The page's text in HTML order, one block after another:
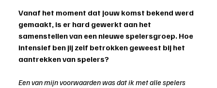
Vanaf het moment dat jouw komst bekend werd
gemaakt, is er hard gewerkt aan het
samenstellen van een nieuwe spelersgroep. Hoe
intensief ben jij zelf betrokken geweest bij het
aantrekken van spelers?
Een van mijn voorwaarden was dat ik met alle spelers